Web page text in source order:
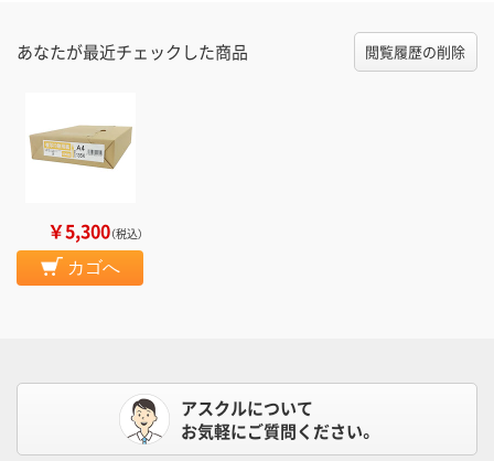
あなたが最近チェックした商品 閲覧履歴の削除
￥5,300（税込）
カゴへ
アスクルについて
お気軽にご質問ください。